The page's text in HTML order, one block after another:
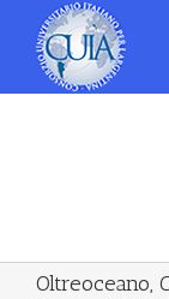
Oltreoceano,